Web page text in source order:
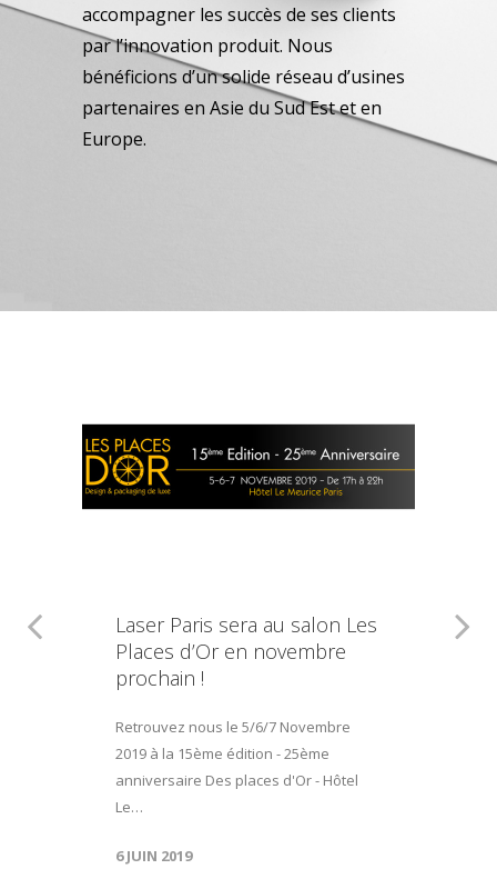
accompagner les succès de ses clients
par l’innovation produit. Nous
bénéficions d’un solide réseau d’usines
partenaires en Asie du Sud Est et en
Europe.
Laser Paris sera au salon Les
Places d’Or en novembre
prochain !
Retrouvez nous le 5/6/7 Novembre
2019 à la 15ème édition - 25ème
anniversaire Des places d'Or - Hôtel
Le…
6 JUIN 2019